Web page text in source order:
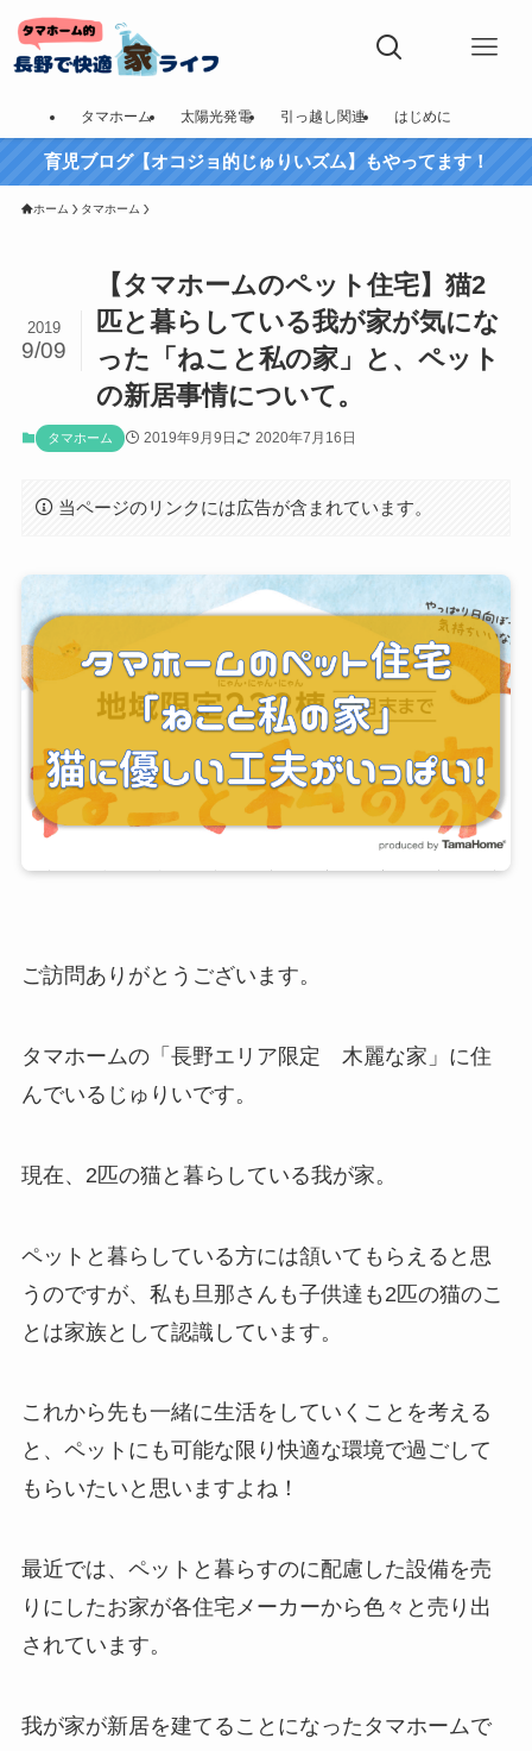
タマホーム 太陽光発電 引っ越し関連 はじめに
育児ブログ【オコジョ的じゅりいズム】もやってます！
ホーム タマホーム
【タマホームのペット住宅】猫2
匹と暮らしている我が家が気にな
った「ねこと私の家」と、ペット
の新居事情について。
2019
9/09
タマホーム 2019年9月9日 2020年7月16日
当ページのリンクには広告が含まれています。
ご訪問ありがとうございます。
タマホームの「長野エリア限定 木麗な家」に住
んでいるじゅりいです。
現在、2匹の猫と暮らしている我が家。
ペットと暮らしている方には頷いてもらえると思
うのですが、私も旦那さんも子供達も2匹の猫のこ
とは家族として認識しています。
これから先も一緒に生活をしていくことを考える
と、ペットにも可能な限り快適な環境で過ごして
もらいたいと思いますよね！
最近では、ペットと暮らすのに配慮した設備を売
りにしたお家が各住宅メーカーから色々と売り出
されています。
我が家が新居を建てることになったタマホームで